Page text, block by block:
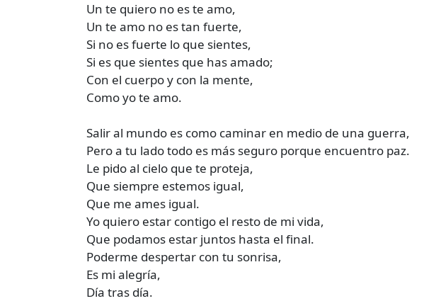
Un te quiero no es te amo,
Un te amo no es tan fuerte,
Si no es fuerte lo que sientes,
Si es que sientes que has amado;
Con el cuerpo y con la mente,
Como yo te amo.
Salir al mundo es como caminar en medio de una guerra,
Pero a tu lado todo es más seguro porque encuentro paz.
Le pido al cielo que te proteja,
Que siempre estemos igual,
Que me ames igual.
Yo quiero estar contigo el resto de mi vida,
Que podamos estar juntos hasta el final.
Poderme despertar con tu sonrisa,
Es mi alegría,
Día tras día.